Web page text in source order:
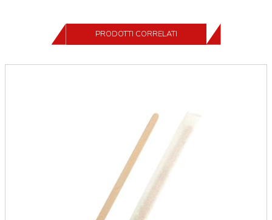
PRODOTTI CORRELATI